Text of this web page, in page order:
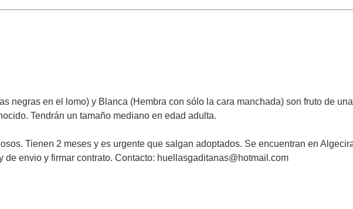
negras en el lomo) y Blanca (Hembra con sólo la cara manchada) son fruto de
Tendrán un tamaño mediano en edad adulta.
Tienen 2 meses y es urgente que salgan adoptados. Se encuentran en
de envio y firmar contrato. Contacto: huellasgaditanas@hotmail.com